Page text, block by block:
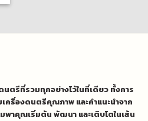
ตรีที่รวมทุกอย่างไว้ในที่เดียว ทั้งการ
ครื่องดนตรีคุณภาพ และคำแนะนำจาก
าคุณเริ่มต้น พัฒนา และเติบโตในเส้น